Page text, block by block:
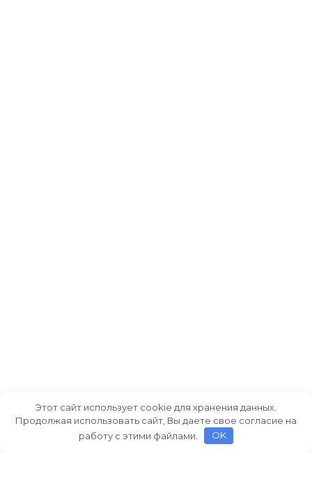
Этот сайт использует cookie для хранения данных.
Продолжая использовать сайт, Вы даете свое согласие на
работу с этими файлами.
OK